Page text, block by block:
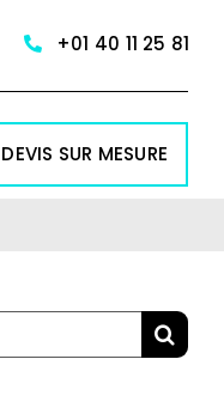
+01 40 11 25 81
DEVIS SUR MESURE